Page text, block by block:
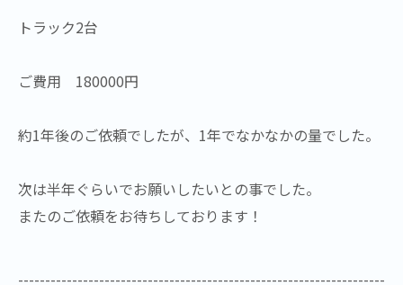
トラック2台
ご費用 180000円
約1年後のご依頼でしたが、1年でなかなかの量でした。
次は半年ぐらいでお願いしたいとの事でした。
またのご依頼をお待ちしております！
--------------------------------------------------------------------